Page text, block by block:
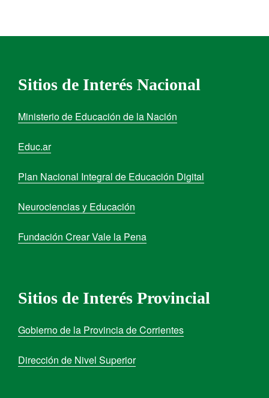
Sitios de Interés Nacional
Ministerio de Educación de la Nación
Educ.ar
Plan Nacional Integral de Educación Digital
Neurociencias y Educación
Fundación Crear Vale la Pena
Sitios de Interés Provincial
Gobierno de la Provincia de Corrientes
Dirección de Nivel Superior